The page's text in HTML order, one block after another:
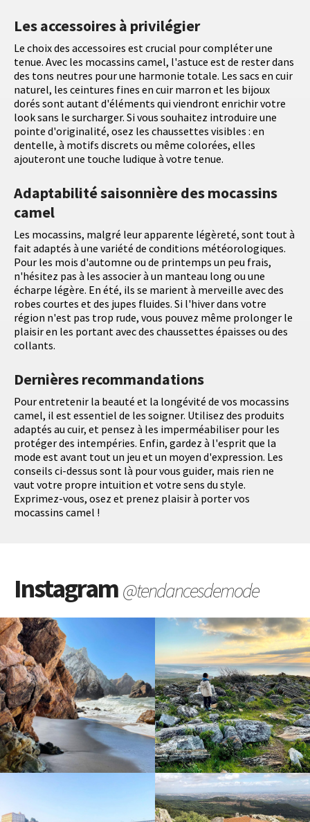
Les accessoires à privilégier
Le choix des accessoires est crucial pour compléter une
tenue. Avec les mocassins camel, l'astuce est de rester dans
des tons neutres pour une harmonie totale. Les sacs en cuir
naturel, les ceintures fines en cuir marron et les bijoux
dorés sont autant d'éléments qui viendront enrichir votre
look sans le surcharger. Si vous souhaitez introduire une
pointe d'originalité, osez les chaussettes visibles : en
dentelle, à motifs discrets ou même colorées, elles
ajouteront une touche ludique à votre tenue.
Adaptabilité saisonnière des mocassins
camel
Les mocassins, malgré leur apparente légèreté, sont tout à
fait adaptés à une variété de conditions météorologiques.
Pour les mois d'automne ou de printemps un peu frais,
n'hésitez pas à les associer à un manteau long ou une
écharpe légère. En été, ils se marient à merveille avec des
robes courtes et des jupes fluides. Si l'hiver dans votre
région n'est pas trop rude, vous pouvez même prolonger le
plaisir en les portant avec des chaussettes épaisses ou des
collants.
Dernières recommandations
Pour entretenir la beauté et la longévité de vos mocassins
camel, il est essentiel de les soigner. Utilisez des produits
adaptés au cuir, et pensez à les imperméabiliser pour les
protéger des intempéries. Enfin, gardez à l'esprit que la
mode est avant tout un jeu et un moyen d'expression. Les
conseils ci-dessus sont là pour vous guider, mais rien ne
vaut votre propre intuition et votre sens du style.
Exprimez-vous, osez et prenez plaisir à porter vos
mocassins camel !
Instagram@tendancesdemode